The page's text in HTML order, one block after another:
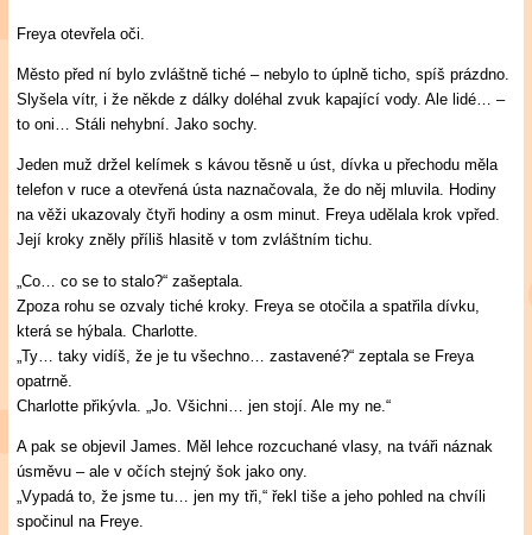
Freya otevřela oči.
Město před ní bylo zvláštně tiché – nebylo to úplně ticho, spíš prázdno.
Slyšela vítr, i že někde z dálky doléhal zvuk kapající vody. Ale lidé… –
to oni… Stáli nehybní. Jako sochy.
Jeden muž držel kelímek s kávou těsně u úst, dívka u přechodu měla
telefon v ruce a otevřená ústa naznačovala, že do něj mluvila. Hodiny
na věži ukazovaly čtyři hodiny a osm minut. Freya udělala krok vpřed.
Její kroky zněly příliš hlasitě v tom zvláštním tichu.
„Co… co se to stalo?“ zašeptala.
Zpoza rohu se ozvaly tiché kroky. Freya se otočila a spatřila dívku,
která se hýbala. Charlotte.
„Ty… taky vidíš, že je tu všechno… zastavené?“ zeptala se Freya
opatrně.
Charlotte přikývla. „Jo. Všichni… jen stojí. Ale my ne.“
A pak se objevil James. Měl lehce rozcuchané vlasy, na tváři náznak
úsměvu – ale v očích stejný šok jako ony.
„Vypadá to, že jsme tu… jen my tři,“ řekl tiše a jeho pohled na chvíli
spočinul na Freye.